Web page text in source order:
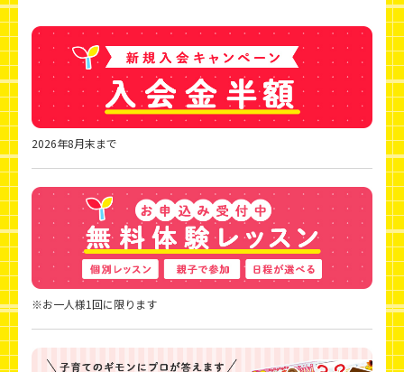
2026年8月末まで
※お一人様1回に限ります